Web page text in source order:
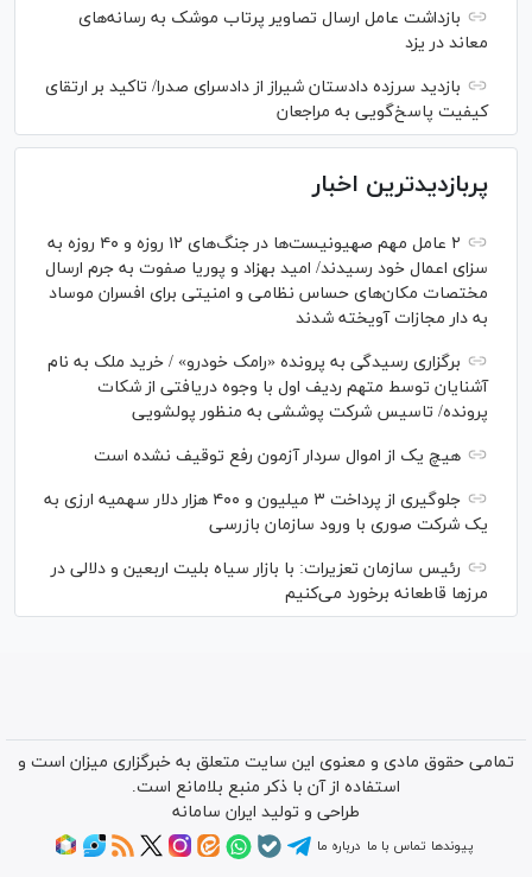
بازداشت عامل ارسال تصاویر پرتاب موشک به رسانه‌های
معاند در یزد
بازدید سرزده دادستان شیراز از دادسرای صدرا/ تاکید بر ارتقای
کیفیت پاسخ‌گویی به مراجعان
پربازدیدترین اخبار
۲ عامل مهم صهیونیست‌ها در جنگ‌های ۱۲ روزه و ۴۰ روزه به
سزای اعمال خود رسیدند/ امید بهزاد و پوریا صفوت به جرم ارسال
مختصات مکان‌های حساس نظامی و امنیتی برای افسران موساد
به دار مجازات آویخته شدند
برگزاری رسیدگی به پرونده «رامک خودرو» / خرید ملک به نام
آشنایان توسط متهم ردیف اول با وجوه دریافتی از شکات
پرونده/ تاسیس شرکت پوششی به منظور پولشویی
هیچ یک از اموال سردار آزمون رفع توقیف نشده است
جلوگیری از پرداخت ۳ میلیون و ۴۰۰ هزار دلار سهمیه ارزی به
یک شرکت صوری با ورود سازمان بازرسی
رئیس سازمان تعزیرات: با بازار سیاه بلیت اربعین و دلالی در
مرز‌ها قاطعانه برخورد می‌کنیم
تمامی حقوق مادی و معنوی این سایت متعلق به خبرگزاری میزان است و
استفاده از آن با ذکر منبع بلامانع است.
طراحی و تولید ایران سامانه
پیوندها تماس با ما درباره ما